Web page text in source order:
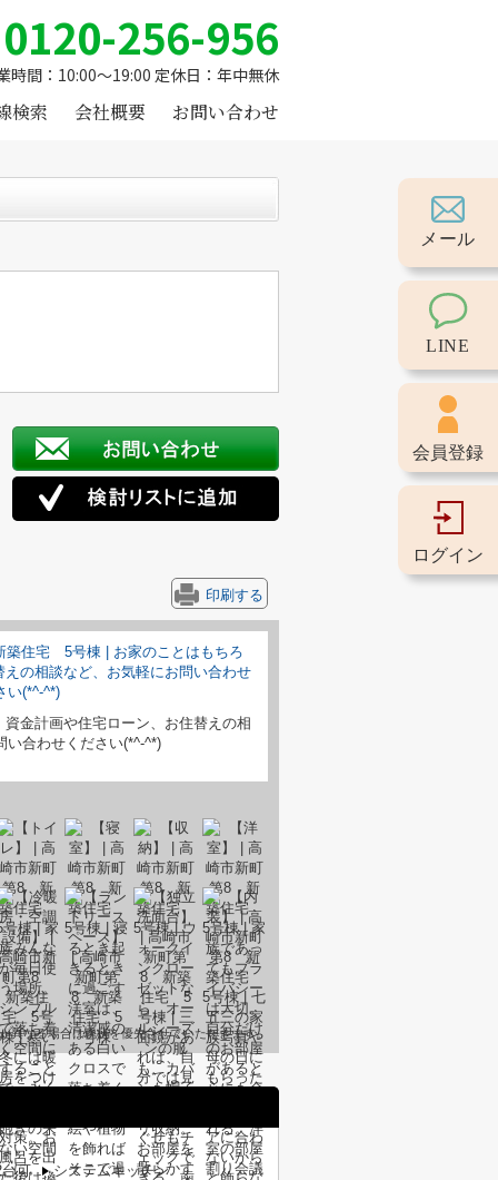
256-956
時間：10:00～19:00 定休日：年中無休
検索 会社概要 お問い合わせ
印刷する
金計画や住宅ローン、お住替えの相
い合わせください(*^-^*)
異なる場合は現状を優先させていただきます。
可
システムキッチン
メール
LINE
会員登録
ログイン